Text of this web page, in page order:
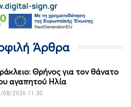
Άρθρα
Θρήνος για τον θάνατο
αγαπητού Ηλία
08/2026 11:30